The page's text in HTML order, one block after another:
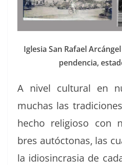
Igle­sia San Rafael
pen­den­cia,
A niv­el cul­tur­al en
muchas las
hecho reli­gioso con
bres autóc­tonas, las
la idios­in­cra­sia de